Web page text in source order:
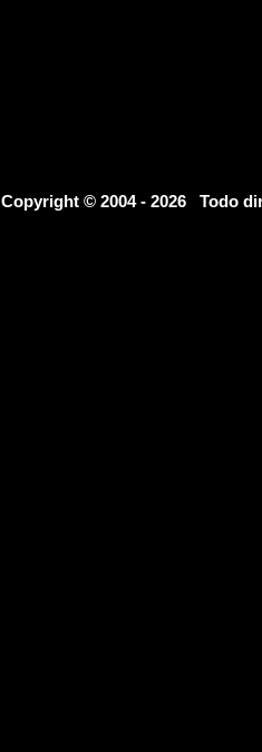
Copyright © 2004 - 2026 Todo